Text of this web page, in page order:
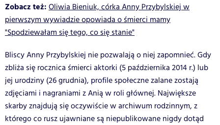
Zobacz też: Oliwia Bieniuk, córka Anny Przybylskiej w
pierwszym wywiadzie opowiada o śmierci mamy
"Spodziewałam się tego, co się stanie"
Bliscy Anny Przybylskiej nie pozwalają o niej zapomnieć. Gdy
zbliża się rocznica śmierci aktorki (5 października 2014 r.) lub
jej urodziny (26 grudnia), profile społeczne zalane zostają
zdjęciami i nagraniami z Anią w roli głównej. Największe
skarby znajdują się oczywiście w archiwum rodzinnym, z
którego co rusz ujawniane są niepublikowane nigdy dotąd